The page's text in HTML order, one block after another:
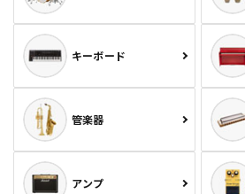
キーボード
管楽器
アンプ